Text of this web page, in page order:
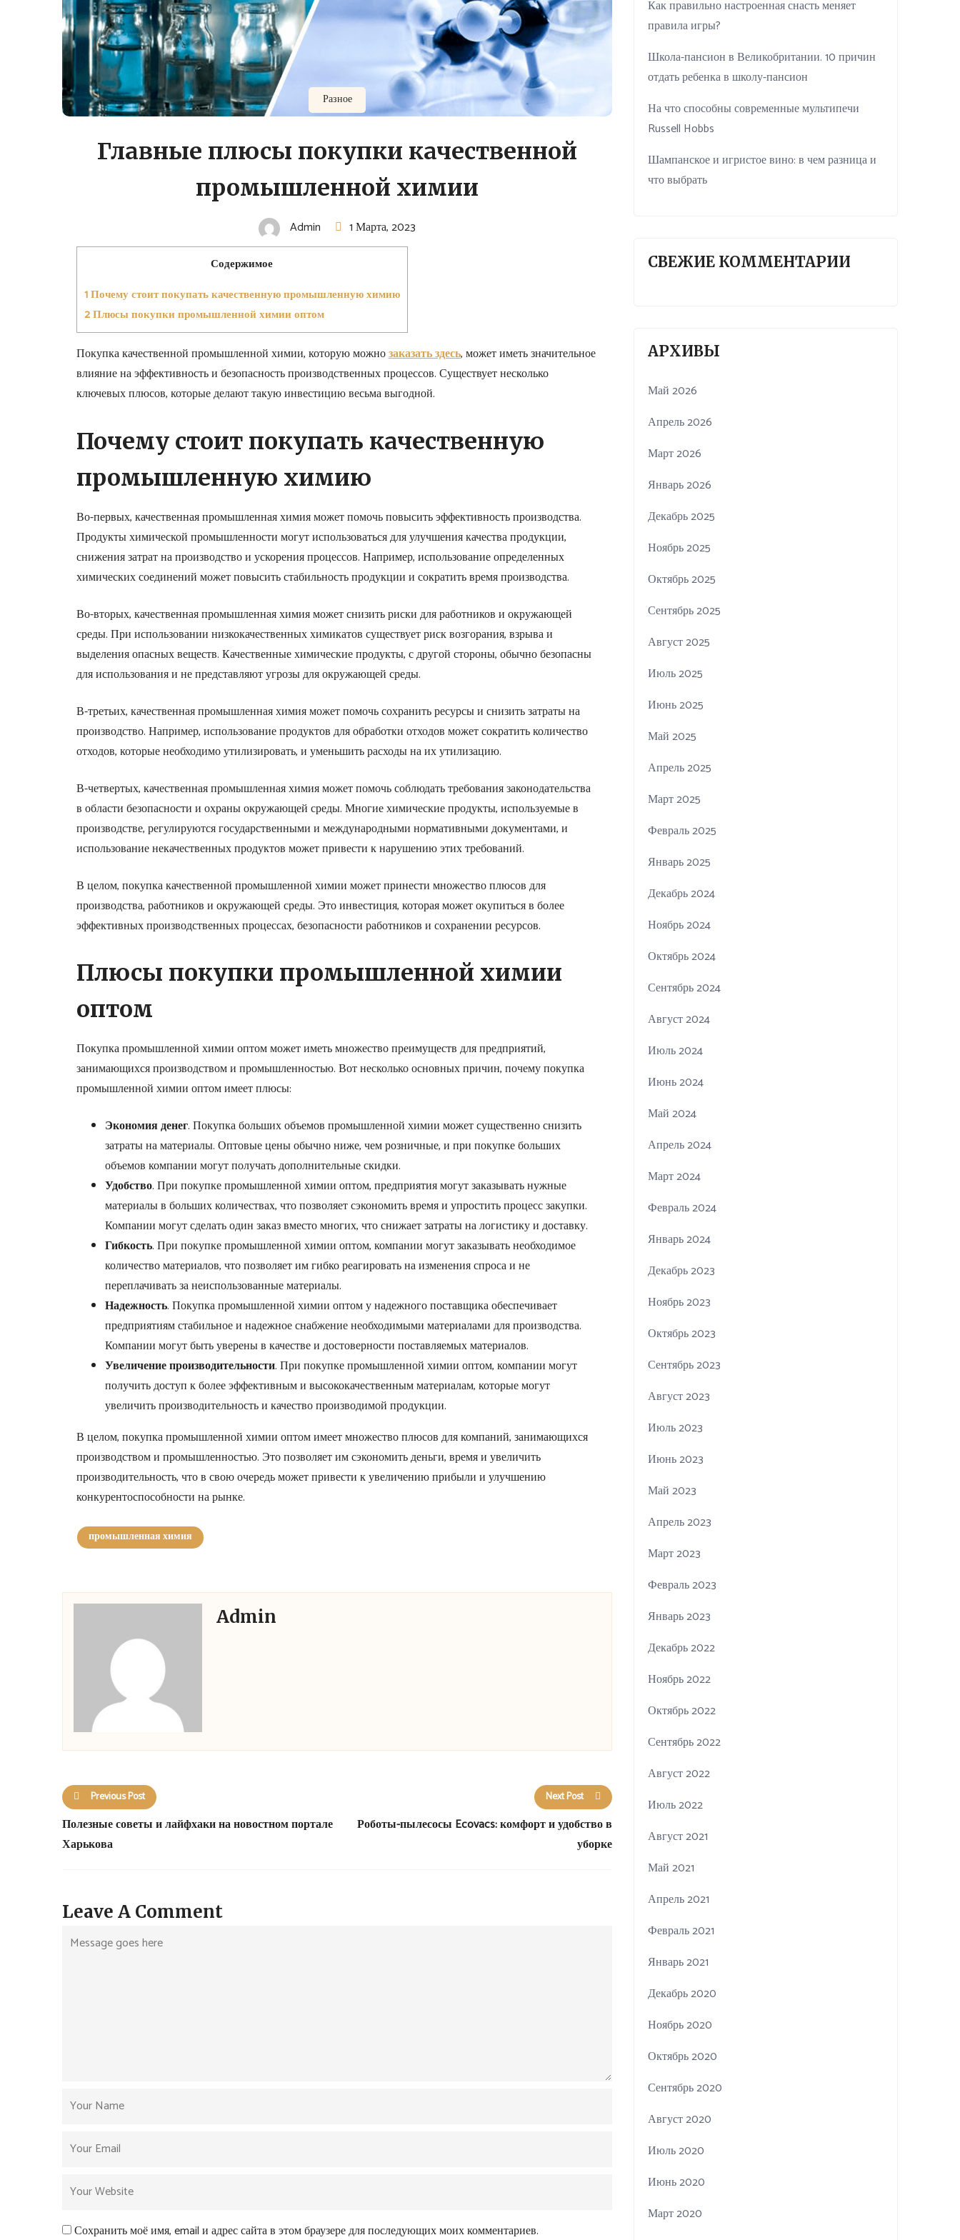
Разное
Главные плюсы покупки качественной
промышленной химии
Admin 1 Марта, 2023
Содержимое
1Почему стоит покупать качественную промышленную химию
2Плюсы покупки промышленной химии оптом
Покупка качественной промышленной химии, которую можнозаказать здесь, может иметь значительное
влияние на эффективность и безопасность производственных процессов. Существует несколько
ключевых плюсов, которые делают такую инвестицию весьма выгодной.
Почему стоит покупать качественную
промышленную химию
Во-первых, качественная промышленная химия может помочь повысить эффективность производства.
Продукты химической промышленности могут использоваться для улучшения качества продукции,
снижения затрат на производство и ускорения процессов. Например, использование определенных
химических соединений может повысить стабильность продукции и сократить время производства.
Во-вторых, качественная промышленная химия может снизить риски для работников и окружающей
среды. При использовании низкокачественных химикатов существует риск возгорания, взрыва и
выделения опасных веществ. Качественные химические продукты, с другой стороны, обычно безопасны
для использования и не представляют угрозы для окружающей среды.
В-третьих, качественная промышленная химия может помочь сохранить ресурсы и снизить затраты на
производство. Например, использование продуктов для обработки отходов может сократить количество
отходов, которые необходимо утилизировать, и уменьшить расходы на их утилизацию.
В-четвертых, качественная промышленная химия может помочь соблюдать требования законодательства
в области безопасности и охраны окружающей среды. Многие химические продукты, используемые в
производстве, регулируются государственными и международными нормативными документами, и
использование некачественных продуктов может привести к нарушению этих требований.
В целом, покупка качественной промышленной химии может принести множество плюсов для
производства, работников и окружающей среды. Это инвестиция, которая может окупиться в более
эффективных производственных процессах, безопасности работников и сохранении ресурсов.
Плюсы покупки промышленной химии
оптом
Покупка промышленной химии оптом может иметь множество преимуществ для предприятий,
занимающихся производством и промышленностью. Вот несколько основных причин, почему покупка
промышленной химии оптом имеет плюсы:
Экономия денег. Покупка больших объемов промышленной химии может существенно снизить
затраты на материалы. Оптовые цены обычно ниже, чем розничные, и при покупке больших
объемов компании могут получать дополнительные скидки.
Удобство. При покупке промышленной химии оптом, предприятия могут заказывать нужные
материалы в больших количествах, что позволяет сэкономить время и упростить процесс закупки.
Компании могут сделать один заказ вместо многих, что снижает затраты на логистику и доставку.
Гибкость. При покупке промышленной химии оптом, компании могут заказывать необходимое
количество материалов, что позволяет им гибко реагировать на изменения спроса и не
переплачивать за неиспользованные материалы.
Надежность. Покупка промышленной химии оптом у надежного поставщика обеспечивает
предприятиям стабильное и надежное снабжение необходимыми материалами для производства.
Компании могут быть уверены в качестве и достоверности поставляемых материалов.
Увеличение производительности. При покупке промышленной химии оптом, компании могут
получить доступ к более эффективным и высококачественным материалам, которые могут
увеличить производительность и качество производимой продукции.
В целом, покупка промышленной химии оптом имеет множество плюсов для компаний, занимающихся
производством и промышленностью. Это позволяет им сэкономить деньги, время и увеличить
производительность, что в свою очередь может привести к увеличению прибыли и улучшению
конкурентоспособности на рынке.
промышленная химия
Admin
Previous Post
Полезные советы и лайфхаки на новостном портале
Харькова
Next Post
Роботы-пылесосы Ecovacs: комфорт и удобство в
уборке
Leave A Comment
Сохранить моё имя, email и адрес сайта в этом браузере для последующих моих комментариев.
Как правильно настроенная снасть меняет
правила игры?
Школа-пансион в Великобритании. 10 причин
отдать ребенка в школу-пансион
На что способны современные мультипечи
Russell Hobbs
Шампанское и игристое вино: в чем разница и
что выбрать
СВЕЖИЕ КОММЕНТАРИИ
АРХИВЫ
Май 2026
Апрель 2026
Март 2026
Январь 2026
Декабрь 2025
Ноябрь 2025
Октябрь 2025
Сентябрь 2025
Август 2025
Июль 2025
Июнь 2025
Май 2025
Апрель 2025
Март 2025
Февраль 2025
Январь 2025
Декабрь 2024
Ноябрь 2024
Октябрь 2024
Сентябрь 2024
Август 2024
Июль 2024
Июнь 2024
Май 2024
Апрель 2024
Март 2024
Февраль 2024
Январь 2024
Декабрь 2023
Ноябрь 2023
Октябрь 2023
Сентябрь 2023
Август 2023
Июль 2023
Июнь 2023
Май 2023
Апрель 2023
Март 2023
Февраль 2023
Январь 2023
Декабрь 2022
Ноябрь 2022
Октябрь 2022
Сентябрь 2022
Август 2022
Июль 2022
Август 2021
Май 2021
Апрель 2021
Февраль 2021
Январь 2021
Декабрь 2020
Ноябрь 2020
Октябрь 2020
Сентябрь 2020
Август 2020
Июль 2020
Июнь 2020
Март 2020